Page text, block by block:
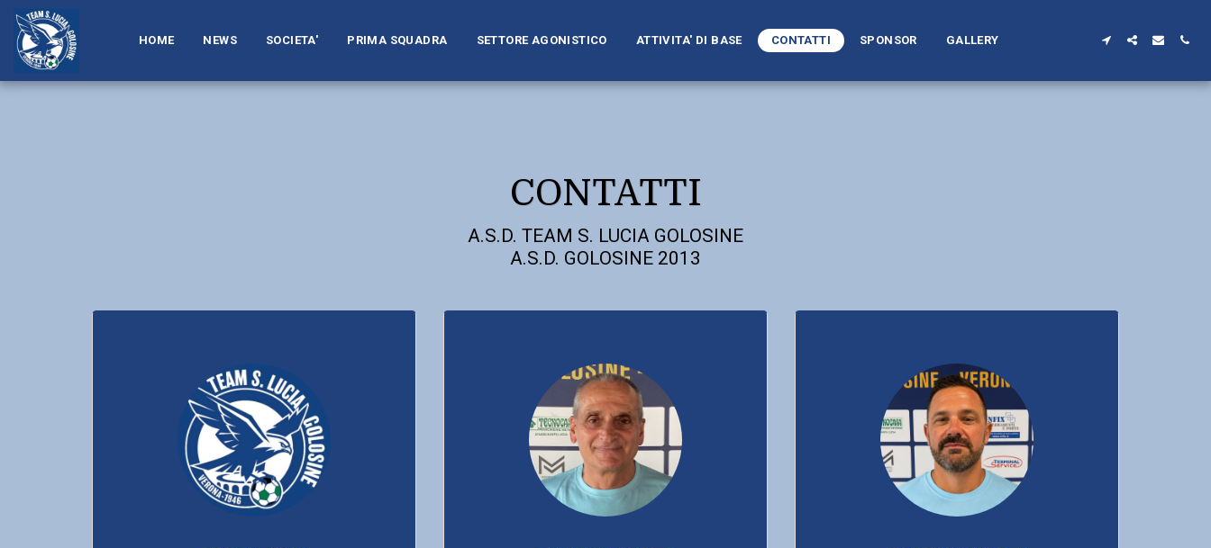
HOME NEWS SOCIETA' PRIMA SQUADRA SETTORE AGONISTICO ATTIVITA' DI BASE CONTATTI SPONSOR GALLERY
CONTATTI
A.S.D. TEAM S. LUCIA GOLOSINE
A.S.D. GOLOSINE 2013